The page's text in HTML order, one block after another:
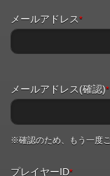
メールアドレス*
メールアドレス(確認)*
※確認のため、もう一度ご
プレイヤーID*